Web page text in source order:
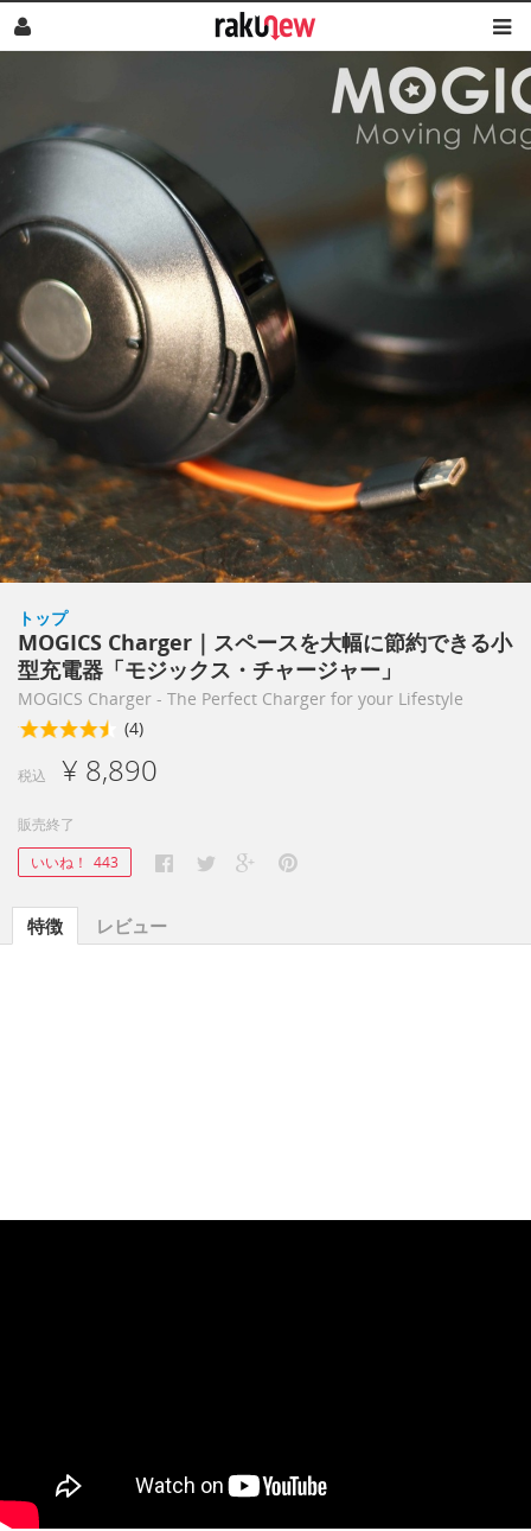
トップ
MOGICS Charger｜スペースを大幅に節約できる小
型充電器「モジックス・チャージャー」
MOGICS Charger - The Perfect Charger for your Lifestyle
(4)
税込 ¥ 8,890
販売終了
いいね！ 443
特徴 レビュー